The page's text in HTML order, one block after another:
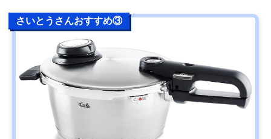
さいとうさんおすすめ③